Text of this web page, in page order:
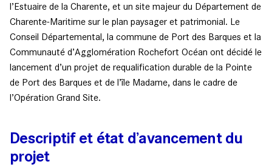
l’Estuaire de la Charente, et un site majeur du Département de
Charente-Maritime sur le plan paysager et patrimonial. Le
Conseil Départemental, la commune de Port des Barques et la
Communauté d’Agglomération Rochefort Océan ont décidé le
lancement d’un projet de requalification durable de la Pointe
de Port des Barques et de l’île Madame, dans le cadre de
l’Opération Grand Site.
Descriptif et état d’avancement du
projet